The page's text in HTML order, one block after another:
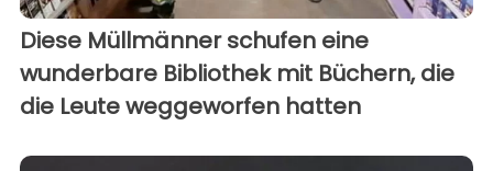
Diese Müllmänner schufen eine
wunderbare Bibliothek mit Büchern, die
die Leute weggeworfen hatten